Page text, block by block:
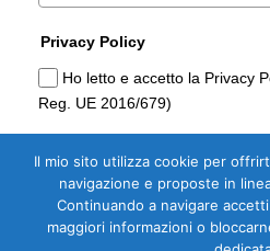
Privacy Policy
Ho letto e accetto la Privacy
Reg. UE 2016/679)
Sì, Voglio la
Comprare casa di
Il mio sito utilizza cookie per
navigazione e proposte in
Continuando a navigare
maggiori informazioni o